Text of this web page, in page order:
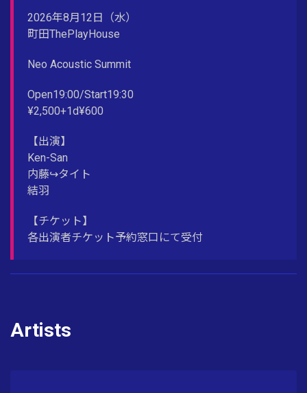
2026年8月12日（水）
町田ThePlayHouse
Neo Acoustic Summit
Open19:00/Start19:30
¥2,500+1d¥600
【出演】
Ken-San
内藤↪︎タイト
結羽
【チケット】
各出演者チケット予約窓口にて受付
Artists